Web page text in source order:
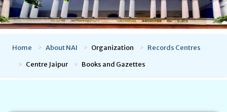
Home About NAI Organization
Records Centres
Centre Jaipur
Books and Gazettes